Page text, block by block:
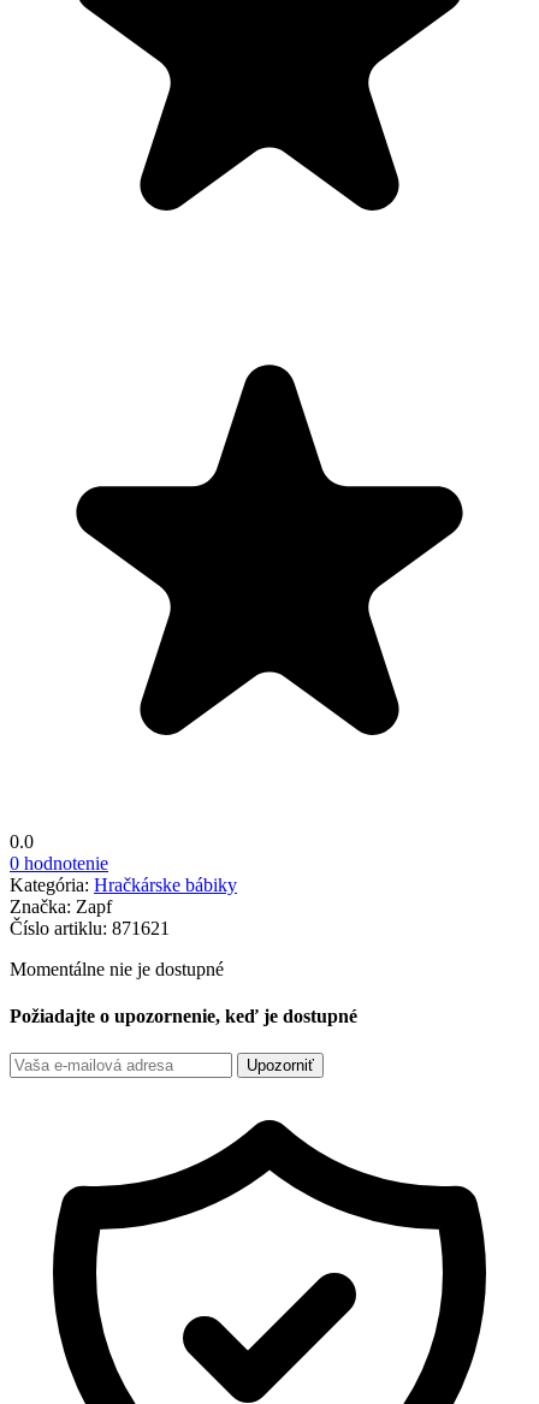
0.0
0 hodnotenie
Kategória: Hračkárske bábiky
Značka: Zapf
Číslo artiklu: 871621
Momentálne nie je dostupné
Požiadajte o upozornenie, keď je dostupné
Upozorniť